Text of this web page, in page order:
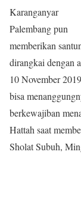
Karanganyar
Palembang pun
memberikan
dirangkai dengan
10 November
bisa
berkewajiban
Hattah saat
Sholat Subuh,